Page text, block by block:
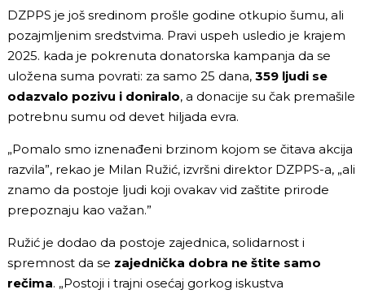
DZPPS je još sredinom prošle godine otkupio šumu, ali
pozajmljenim sredstvima. Pravi uspeh usledio je krajem
2025. kada je pokrenuta donatorska kampanja da se
uložena suma povrati: za samo 25 dana, 359 ljudi se
odazvalo pozivu i doniralo, a donacije su čak premašile
potrebnu sumu od devet hiljada evra.
„Pomalo smo iznenađeni brzinom kojom se čitava akcija
razvila”, rekao je Milan Ružić, izvršni direktor DZPPS-a, „ali
znamo da postoje ljudi koji ovakav vid zaštite prirode
prepoznaju kao važan.”
Ružić je dodao da postoje zajednica, solidarnost i
spremnost da se zajednička dobra ne štite samo
rečima. „Postoji i trajni osećaj gorkog iskustva